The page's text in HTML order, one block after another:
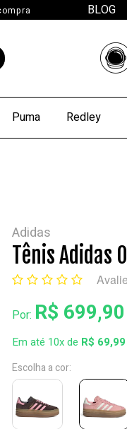
BLOG
Puma Redley
Adidas
Tênis Adidas
Por: R$ 699,90
Em até 10x de R$ 69,99
Escolha a cor: